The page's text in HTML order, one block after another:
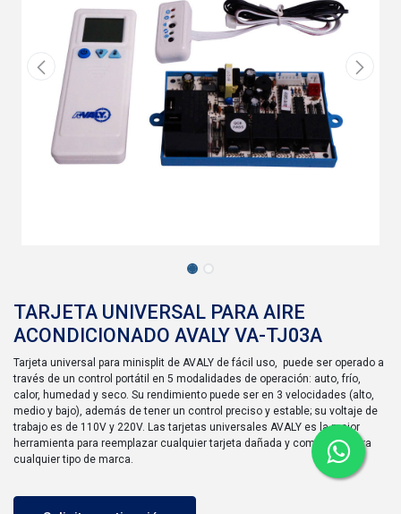
TARJETA UNIVERSAL PARA AIRE
ACONDICIONADO AVALY VA-TJ03A
Tarjeta universal para minisplit de AVALY de fácil uso, puede ser operado a
través de un control portátil en 5 modalidades de operación: auto, frío,
calor, humedad y seco. Su rendimiento puede ser en 3 velocidades (alto,
medio y bajo), además de tener un control preciso y estable; su voltaje de
trabajo es de 110V y 220V. Las tarjetas universales AVALY es la mejor
herramienta para reemplazar cualquier tarjeta dañada y compatible para
cualquier tipo de marca.